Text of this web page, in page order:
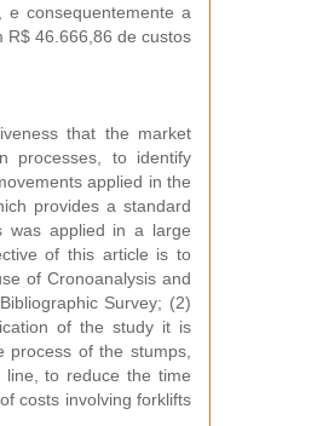
consequentemente a
R$ 46.666,86 de custos
that the market
processes, to identify
applied in the
provides a standard
was applied in a large
of this article is to
of Cronoanalysis and
Survey; (2)
of the study it is
of the stumps,
to reduce the time
costs involving forklifts